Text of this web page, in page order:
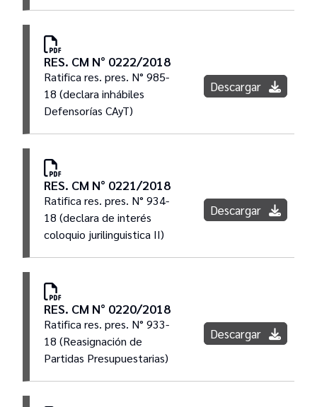
RES. CM N° 0222/2018
Ratifica res. pres. N° 985-
18 (declara inhábiles
Defensorías CAyT)
Descargar
RES. CM N° 0221/2018
Ratifica res. pres. N° 934-
18 (declara de interés
coloquio jurilinguistica II)
Descargar
RES. CM N° 0220/2018
Ratifica res. pres. N° 933-
18 (Reasignación de
Partidas Presupuestarias)
Descargar